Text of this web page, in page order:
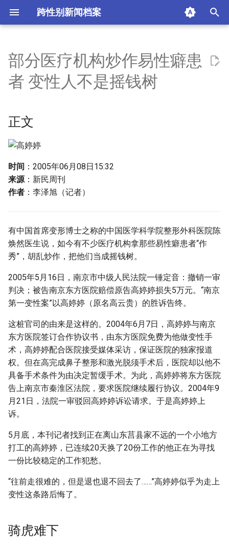
跨性别新闻档案
n
a
l
i
z
g
s
e
a
c
h
正文
是谁在炒作
摘要与附加信息
附加信息 [Processed Page
Metadata]
部分医疗机构炒作易性癖患
者 变性人不是摇钱树
正文
时间 ：2005年06月08日15:32
来源：新民周刊
作者 ：李泽旭（记者）
有中国首席变形博士之称的中国医学科学院整形外科医院陈
焕然医生说，如今有不少医疗机构拿那些易性癖患者“作
秀”，胡乱炒作，把他们当成摇钱树。
2005年5月16日，南京市中级人民法院一锤定音：撤销一审
判决；被告南京东方医院赔偿原告高婷婷损失5万元。“南京
第一变性案”以高婷婷（原名高云贵）的胜诉告终。
这桩官司的由来是这样的。2004年6月7日，高婷婷与南京
东方医院签订合作协议书，由东方医院免费为他做变性手
术，高婷婷配合医院接受媒体采访，保证医院的独家报道
权。但在高完成鼻子整形和激光脱须手术后，医院却以他不
具备手术条件为由决定暂缓手术。为此，高婷婷将东方医院
告上南京市秦淮区法院，要求医院继续履行协议。2004年9
月21日，法院一审驳回高婷婷诉讼请求。于是高婷婷上
诉。
5月底，本刊记者找到正在离山东莒县家不远的一个小地方
打工的高婷婷，已连续20天换了20份工作的他正在为寻找
一份比较稳定的工作犯愁。
“往前走很难的，但是退也退不回去了……”高婷婷似乎为走上
变性这条路后悔了。
骑虎难下